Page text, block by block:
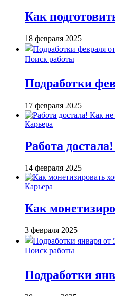
Как
18 февраля 2025
Поиск работы
Подработки
17 февраля 2025
Карьера
Работа
14 февраля 2025
Карьера
Как
3 февраля 2025
Поиск работы
Подработки